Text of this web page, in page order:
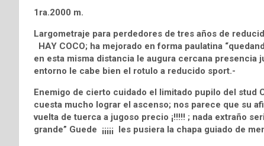
1ra.2000 m.
Largometraje para perdedores de tres años de
HAY COCO; ha mejorado en forma paulatina
en esta misma distancia le augura cercana presencia
entorno le cabe bien el rotulo a reducido sport.-
Enemigo de cierto cuidado el limitado pupilo del stud
cuesta mucho lograr el ascenso; nos parece que su
vuelta de tuerca a jugoso precio ¡!!!!! ; nada extraño
grande” Guede ¡¡¡¡¡ les pusiera la chapa guiado de